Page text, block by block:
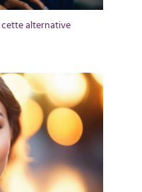
alternative